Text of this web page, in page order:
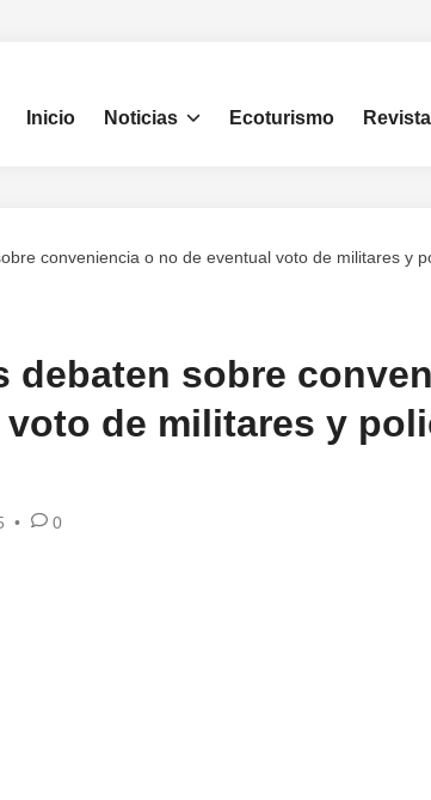
Inicio Noticias Ecoturismo
conveniencia o no de eventual voto de militares y
debaten sobre
de militares y
• 0